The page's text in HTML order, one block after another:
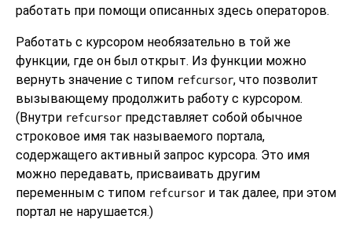
работать при помощи описанных здесь операторов.
Работать с курсором необязательно в той же
функции, где он был открыт. Из функции можно
вернуть значение с типом refcursor, что позволит
вызывающему продолжить работу с курсором.
(Внутри refcursor представляет собой обычное
строковое имя так называемого портала,
содержащего активный запрос курсора. Это имя
можно передавать, присваивать другим
переменным с типом refcursor и так далее, при этом
портал не нарушается.)